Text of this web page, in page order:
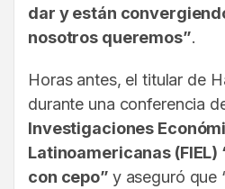
dar y están
nosotros queremos”.
Horas antes, el titular de
durante una conferencia
Investigaciones
Latinoamericanas
con cepo” y aseguró que